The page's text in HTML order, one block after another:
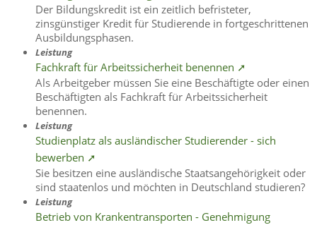
Der Bildungskredit ist ein zeitlich befristeter,
zinsgünstiger Kredit für Studierende in fortgeschrittenen
Ausbildungsphasen.
Leistung
Fachkraft für Arbeitssicherheit benennen ➚
Als Arbeitgeber müssen Sie eine Beschäftigte oder einen
Beschäftigten als Fachkraft für Arbeitssicherheit
benennen.
Leistung
Studienplatz als ausländischer Studierender - sich
bewerben ➚
Sie besitzen eine ausländische Staatsangehörigkeit oder
sind staatenlos und möchten in Deutschland studieren?
Leistung
Betrieb von Krankentransporten - Genehmigung